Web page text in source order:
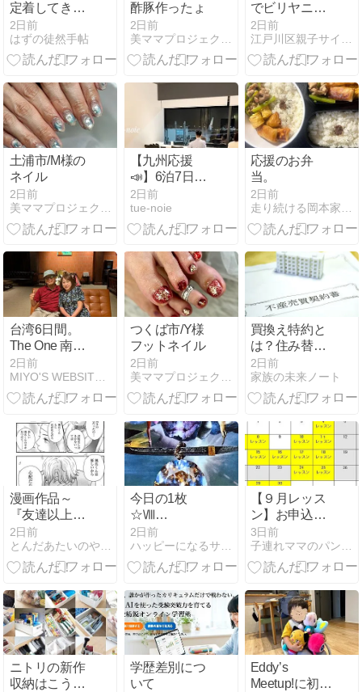
定着してき
た…かも？
2日前
はずの徒然手帖
酢豚作ったょ
2日前
でビリヤニ、
カレー、抹茶
にスキンケ
ア、美フェス
2日前
土浦市/M様の
ネイル
2日前
【九州応援
📣】6泊7日鹿
児島旅行
【Day1】雷雨
⚡️からのスタ
2日前
tue-noie
応援のお弁
当。
2日前
台湾6日間。
The One 南園
人文客棧に魅
かれて 25 - 同
心樓で晩ごは
6月30日/2日
め）
2日前
つくば市/Y様
フットネイル
2日前
買換え特約と
は？住み替え
で実際に契約
した体験談｜
売主側につい
を振り返る
2日前
家族の未来ノート
漫画作品～
『友達以上不
貞未満』第8
話見どころ～
2日前
今日の1枚
☆Ⅷ
Balance「バ
ランス」byボ
イジャータロ
2日前
【９月レッス
ン】お申込み
スタートしま
した！！
3日前
ニトリの新作
収納はこう使
学歴差別につ
いて
Eddy’s
Meetup!に初参